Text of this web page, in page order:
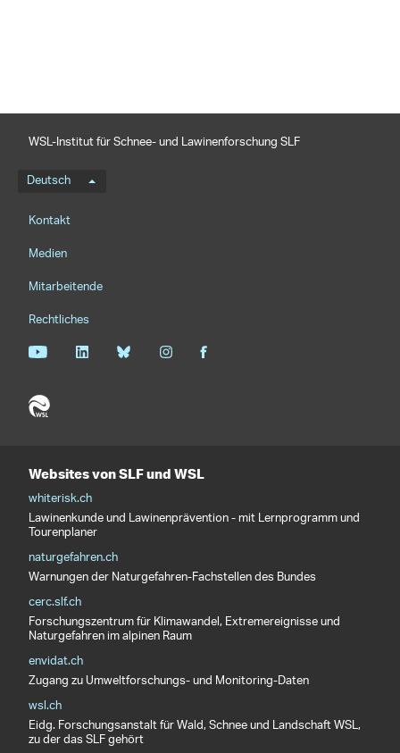
WSL-Institut für Schnee- und Lawinenforschung SLF
Sprachmenü
Deutsch
Footernavigation
Kontakt
Medien
Mitarbeitende
Rechtliches
Websites von SLF und WSL
whiterisk.ch
Lawinenkunde und Lawinenprävention - mit Lernprogramm und
Tourenplaner
naturgefahren.ch
Warnungen der Naturgefahren-Fachstellen des Bundes
cerc.slf.ch
Forschungszentrum für Klimawandel, Extremereignisse und
Naturgefahren im alpinen Raum
envidat.ch
Zugang zu Umweltforschungs- und Monitoring-Daten
wsl.ch
Eidg. Forschungsanstalt für Wald, Schnee und Landschaft WSL,
zu der das SLF gehört